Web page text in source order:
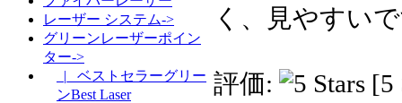
レーザー システム->
グリーンレーザーポイン
ター->
|_ ベストセラーグリー
ンBest Laser
く、見やすい
評価:
[5